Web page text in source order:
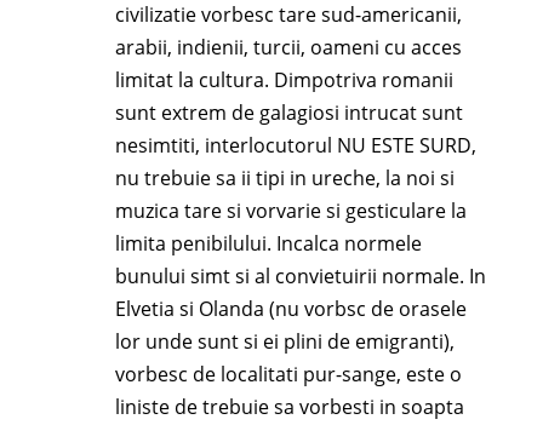
civilizatie vorbesc tare sud-americanii,
arabii, indienii, turcii, oameni cu acces
limitat la cultura. Dimpotriva romanii
sunt extrem de galagiosi intrucat sunt
nesimtiti, interlocutorul NU ESTE SURD,
nu trebuie sa ii tipi in ureche, la noi si
muzica tare si vorvarie si gesticulare la
limita penibilului. Incalca normele
bunului simt si al convietuirii normale. In
Elvetia si Olanda (nu vorbsc de orasele
lor unde sunt si ei plini de emigranti),
vorbesc de localitati pur-sange, este o
liniste de trebuie sa vorbesti in soapta